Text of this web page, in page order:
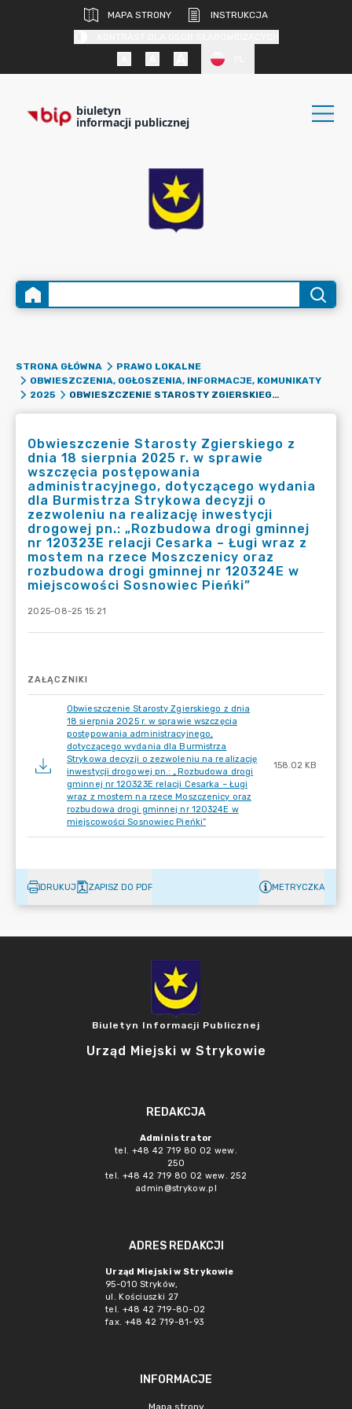
MAPA STRONY
INSTRUKCJA
biuletyn
informacji publicznej
STRONA GŁÓWNA
PRAWO LOKALNE
OBWIESZCZENIA, OGŁOSZENIA, INFORMACJE, KOMUNIKATY
2025
OBWIESZCZENIE STAROSTY ZGIERSKIEGO Z DNIA 18 SIERPNIA 2025 R. W SPRAWIE WSZCZĘCIA POSTĘPOWANIA ADMINISTRACYJNEGO, DOTYCZĄCEGO WYDANIA DLA BURMISTRZA STRYKOWA DECYZJI O ZEZWOLENIU NA REALIZACJĘ INWESTYCJI DROGOWEJ PN.: „ROZBUDOWA DROGI GMINNEJ NR 120323E RELACJI CESARKA – ŁUGI WRAZ Z MOSTEM NA RZECE MOSZCZENICY ORAZ ROZBUDOWA DROGI GMINNEJ NR 120324E W MIEJSCOWOŚCI SOSNOWIEC PIEŃKI”
Obwieszczenie Starosty Zgierskiego z
dnia 18 sierpnia 2025 r. w sprawie
wszczęcia postępowania
administracyjnego, dotyczącego wydania
dla Burmistrza Strykowa decyzji o
zezwoleniu na realizację inwestycji
drogowej pn.: „Rozbudowa drogi gminnej
nr 120323E relacji Cesarka – Ługi wraz z
mostem na rzece Moszczenicy oraz
rozbudowa drogi gminnej nr 120324E w
miejscowości Sosnowiec Pieńki”
2025-08-25 15:21
ZAŁĄCZNIKI
Obwieszczenie Starosty Zgierskiego z dnia
18 sierpnia 2025 r. w sprawie wszczęcia
postępowania administracyjnego,
dotyczącego wydania dla Burmistrza
Strykowa decyzji o zezwoleniu na realizację
inwestycji drogowej pn.: „Rozbudowa drogi
gminnej nr 120323E relacji Cesarka – Ługi
wraz z mostem na rzece Moszczenicy oraz
rozbudowa drogi gminnej nr 120324E w
miejscowości Sosnowiec Pieńki”
158.02 KB
DRUKUJ ZAPISZ DO PDF METRYCZKA
Biuletyn Informacji Publicznej
Urząd Miejski w Strykowie
REDAKCJA
Administrator
tel. +48 42 719 80 02 wew.
250
tel. +48 42 719 80 02 wew. 252
admin@strykow.pl
ADRES REDAKCJI
Urząd Miejski w Strykowie
95-010 Stryków,
ul. Kościuszki 27
tel. +48 42 719-80-02
fax. +48 42 719-81-93
INFORMACJE
Mapa strony